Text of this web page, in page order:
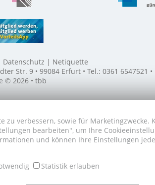
Datenschutz
Netiquette
Str. 9 • 99084 Erfurt • Tel.: 0361 6547521 •
© 2026 • tbb
verbessern, sowie für Marketingzwecke.
bearbeiten", um Ihre
und können Ihre Einstellungen
Statistik erlauben